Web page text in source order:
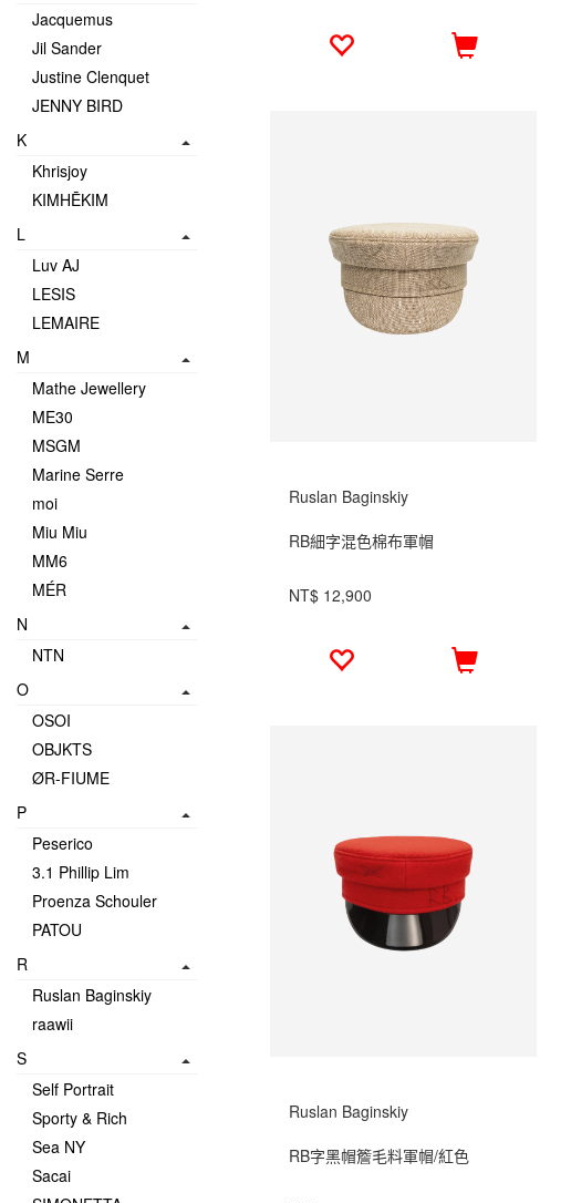
Jacquemus
Jil Sander
Justine Clenquet
JENNY BIRD
K
Khrisjoy
KIMHĒKIM
L
Luv AJ
LESIS
LEMAIRE
M
Mathe Jewellery
ME30
MSGM
Marine Serre
moi
Miu Miu
MM6
MÉR
N
NTN
O
OSOI
OBJKTS
ØR-FIUME
P
Peserico
3.1 Phillip Lim
Proenza Schouler
PATOU
R
Ruslan Baginskiy
raawii
S
Self Portrait
Sporty & Rich
Sea NY
Sacai
Ruslan Baginskiy
RB細字混色棉布軍帽
NT$ 12,900
Ruslan Baginskiy
RB字黑帽簷毛料軍帽/紅色